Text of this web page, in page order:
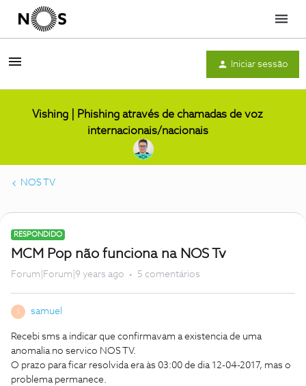
Menu
Iniciar sessão
Vishing | Phishing através de chamadas de voz
internacionais/nacionais
NOS TV
RESPONDIDO
MCM Pop não funciona na NOS Tv
Forum|Forum|9 years ago 5 comentários
S samuel
Recebi sms a indicar que confirmavam a existencia de uma
anomalia no servico NOS TV.
O prazo para ficar resolvida era às 03:00 de dia 12-04-2017, mas o
problema permanece.